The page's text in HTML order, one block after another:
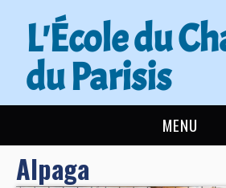
L'École du
du Parisis
MENU
L’ÉCOLE DU CHAT
Alpaga